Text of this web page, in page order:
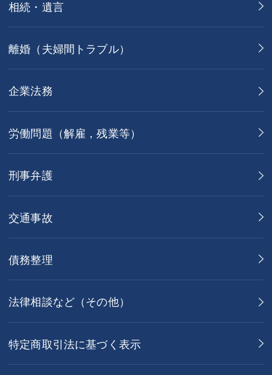
相続・遺言
離婚（夫婦間トラブル）
企業法務
労働問題（解雇，残業等）
刑事弁護
交通事故
債務整理
法律相談など（その他）
特定商取引法に基づく表示